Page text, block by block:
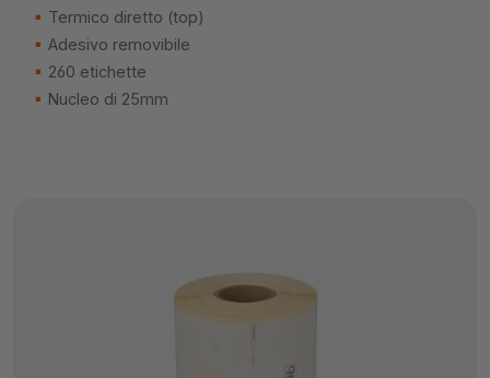
Termico diretto (top)
Adesivo removibile
260 etichette
Nucleo di 25mm